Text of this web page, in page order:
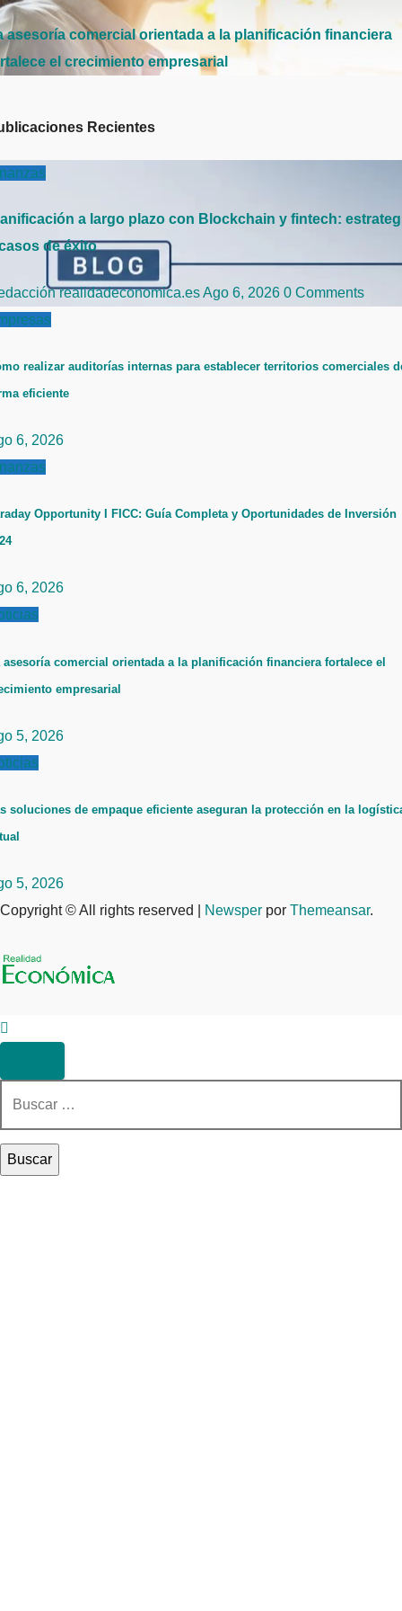
asesoría comercial orientada a la planificación financiera
el crecimiento empresarial
Recientes
a largo plazo con Blockchain y fintech:
de éxito
realidadeconomica.esAgo 6, 2026 0 Comments
realizar auditorías internas para establecer territorios comerciales
eficiente
6, 2026
Opportunity I FICC: Guía Completa y Oportunidades de Inversión
6, 2026
asesoría comercial orientada a la planificación financiera fortalece el
empresarial
5, 2026
soluciones de empaque eficiente aseguran la protección en la
5, 2026
Copyright © All rights reserved
Newsper por Themeansar.